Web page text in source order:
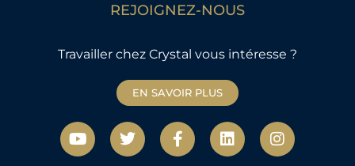
REJOIGNEZ-NOUS
Travailler chez Crystal vous intéresse ?
EN SAVOIR PLUS
Y
o
u
T
w
i
F
a
c
L
i
n
I
n
s